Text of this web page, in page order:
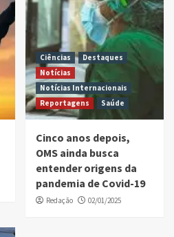
Ciências
Destaques
Notícias
Notícias Internacionais
Reportagens
Saúde
Cinco anos depois,
OMS ainda busca
entender origens da
pandemia de Covid-19
Redação 02/01/2025